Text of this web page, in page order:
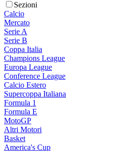
Sezioni
Calcio
Mercato
Serie A
Serie B
Coppa Italia
Champions League
Europa League
Conference League
Calcio Estero
Supercoppa Italiana
Formula 1
Formula E
MotoGP
Altri Motori
Basket
America's Cup